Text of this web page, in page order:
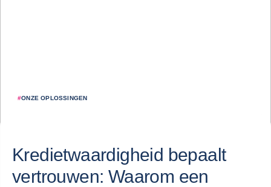
#ONZE OPLOSSINGEN
Kredietwaardigheid bepaalt
vertrouwen: Waarom een